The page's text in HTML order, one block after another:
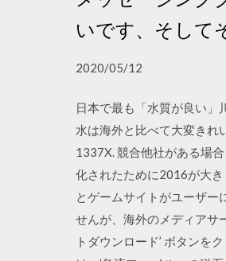
いです、そして
2020/05/12
日本で最も「水質が良い」
水は海外と比べて大変きれ
1337X. 競合他社がある場
化されたために2016が大
とゲームサイトがユーザー
せんが、海外のメディアサ
トダウンロード’ ボタンを